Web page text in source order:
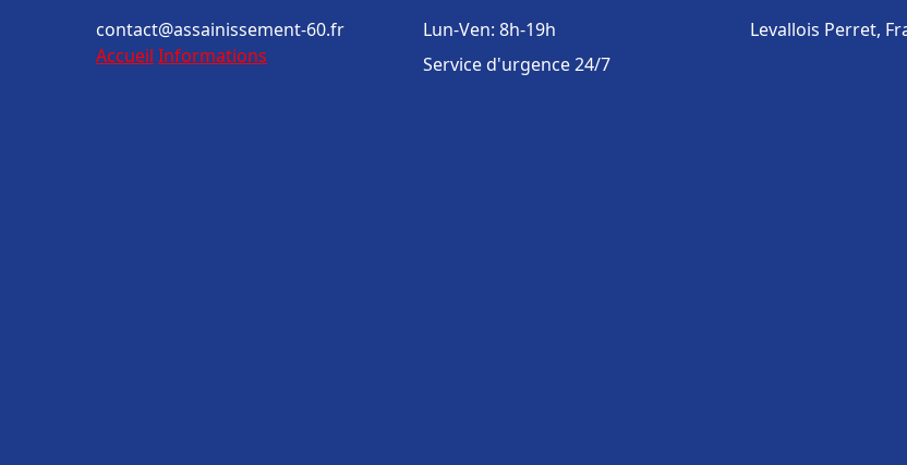
contact@assainissement-60.fr
Accueil Informations
Lun-Ven: 8h-19h
Service d'urgence 24/7
Levallois Perret,